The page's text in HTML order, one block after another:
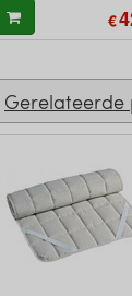
€
Gerelateerde